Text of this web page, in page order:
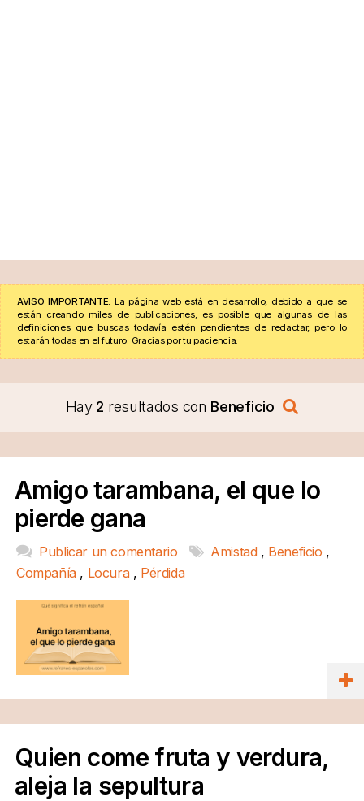
AVISO IMPORTANTE: La página web está en desarrollo, debido a que se
están creando miles de publicaciones, es posible que algunas de las
definiciones que buscas todavía estén pendientes de redactar, pero lo
estarán todas en el futuro. Gracias por tu paciencia.
Hay 2 resultados con Beneficio
Amigo tarambana, el que lo
pierde gana
Publicar un comentario Amistad , Beneficio ,
Compañía , Locura , Pérdida
Quien come fruta y verdura,
aleja la sepultura